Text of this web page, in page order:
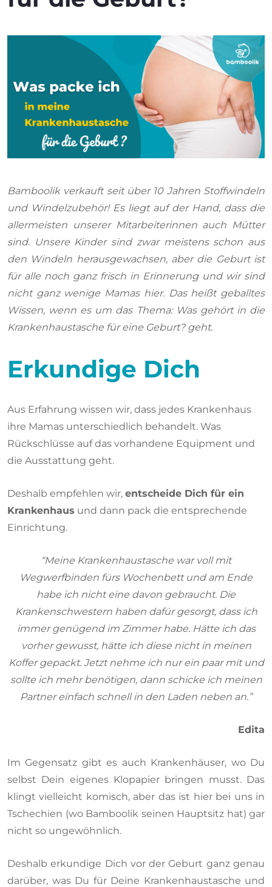
Bamboolik verkauft seit über 10 Jahren Stoffwindeln
und Windelzubehör! Es liegt auf der Hand, dass die
allermeisten unserer Mitarbeiterinnen auch Mütter
sind. Unsere Kinder sind zwar meistens schon aus
den Windeln herausgewachsen, aber die Geburt ist
für alle noch ganz frisch in Erinnerung und wir sind
nicht ganz wenige Mamas hier. Das heißt geballtes
Wissen, wenn es um das Thema: Was gehört in die
Krankenhaustasche für eine Geburt? geht.
Erkundige Dich
Aus Erfahrung wissen wir, dass jedes Krankenhaus
ihre Mamas unterschiedlich behandelt. Was
Rückschlüsse auf das vorhandene Equipment und
die Ausstattung geht.
Deshalb empfehlen wir, entscheide Dich für ein
Krankenhaus und dann pack die entsprechende
Einrichtung.
“Meine Krankenhaustasche war voll mit
Wegwerfbinden fürs Wochenbett und am Ende
habe ich nicht eine davon gebraucht. Die
Krankenschwestern haben dafür gesorgt, dass ich
immer genügend im Zimmer habe. Hätte ich das
vorher gewusst, hätte ich diese nicht in meinen
Koffer gepackt. Jetzt nehme ich nur ein paar mit und
sollte ich mehr benötigen, dann schicke ich meinen
Partner einfach schnell in den Laden neben an.”
Edita
Im Gegensatz gibt es auch Krankenhäuser, wo Du
selbst Dein eigenes Klopapier bringen musst. Das
klingt vielleicht komisch, aber das ist hier bei uns in
Tschechien (wo Bamboolik seinen Hauptsitz hat) gar
nicht so ungewöhnlich.
Deshalb erkundige Dich vor der Geburt ganz genau
darüber, was Du für Deine Krankenhaustasche und